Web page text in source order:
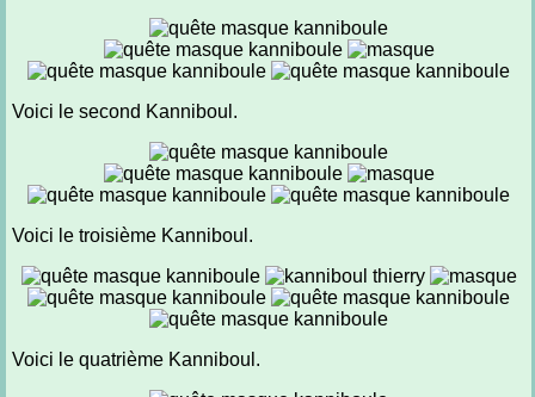
Voici le second Kanniboul.
Voici le troisième Kanniboul.
Voici le quatrième Kanniboul.